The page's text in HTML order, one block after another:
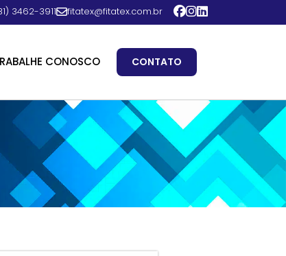
3462-3911 fitatex@fitatex.com.br
CONOSCO CONTATO